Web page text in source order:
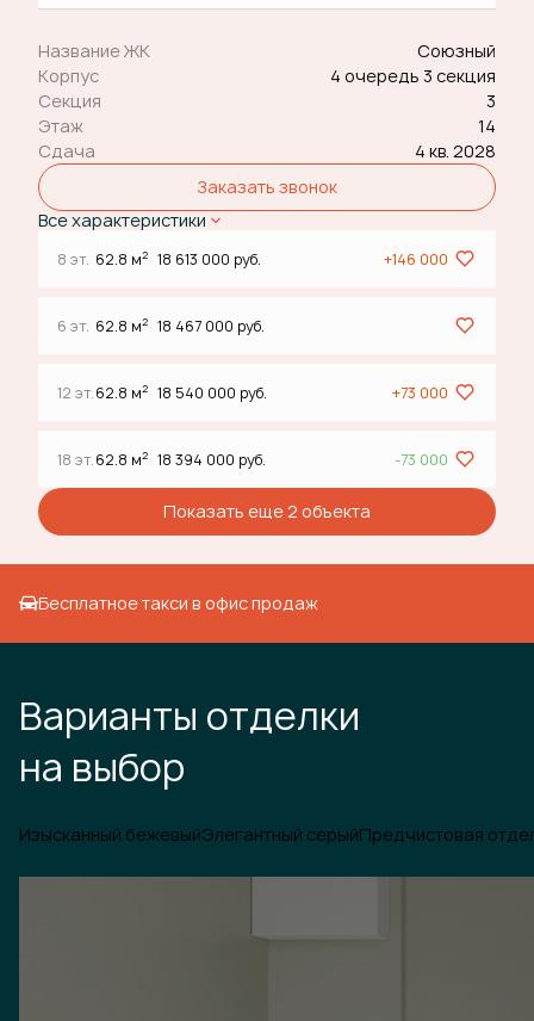
Название ЖК
Союзный
Корпус
4 очередь 3 секция
Секция
3
Этаж
14
Сдача
4 кв. 2028
Заказать звонок
Все характеристики
8 эт. 62.8 м2 18 613 000 руб. +146 000
6 эт. 62.8 м2 18 467 000 руб.
12 эт.62.8 м2 18 540 000 руб. +73 000
18 эт.62.8 м2 18 394 000 руб. -73 000
Показать еще 2 объектa
Бесплатное такси в офис продаж
Варианты отделки
на выбор
Изысканный бежевыйЭлегантный серыйПредчистовая